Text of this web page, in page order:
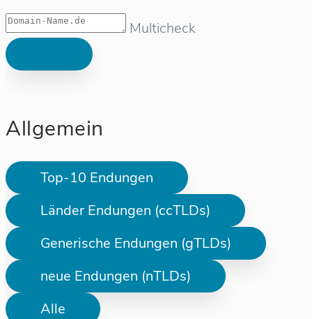
Multicheck
Allgemein
Top-10 Endungen
Länder Endungen (ccTLDs)
Generische Endungen (gTLDs)
neue Endungen (nTLDs)
Alle